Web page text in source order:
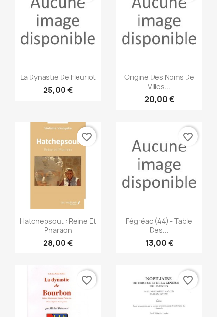
Aperçu rapide
La Dynastie De Fleuriot
25,00 €
Aperçu rapide
Origine Des Noms De
Villes...
20,00 €
Aperçu rapide
Hatchepsout : Reine Et
Pharaon
28,00 €
favorite_border
Aperçu rapide
Fégréac (44) - Table
Des...
13,00 €
favorite_border
favorite_border favorite_border